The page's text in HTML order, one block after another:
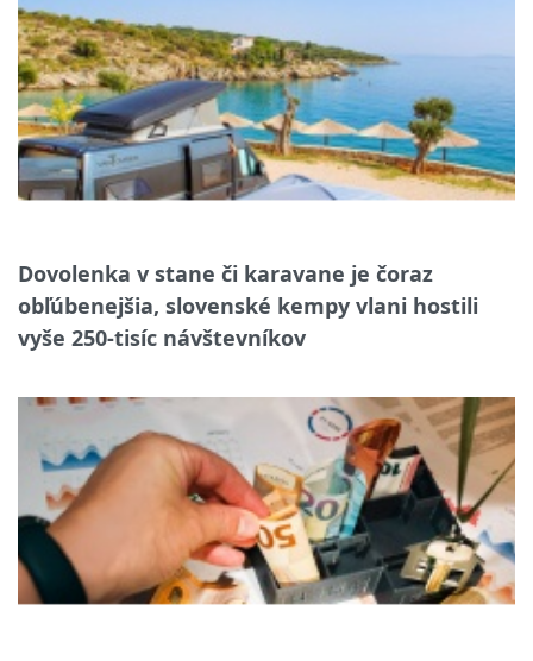
Dovolenka v stane či karavane je čoraz
obľúbenejšia, slovenské kempy vlani hostili
vyše 250-tisíc návštevníkov